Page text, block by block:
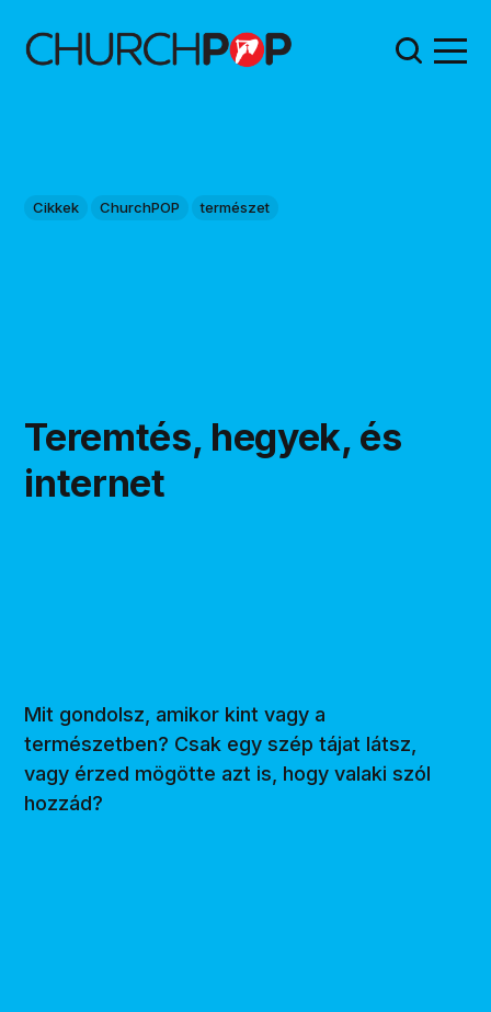
Cikkek ChurchPOP természet
Teremtés, hegyek, és
internet
Mit gondolsz, amikor kint vagy a
természetben? Csak egy szép tájat látsz,
vagy érzed mögötte azt is, hogy valaki szól
hozzád?